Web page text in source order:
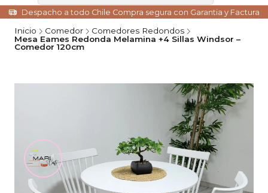
Despacho a todo Chile Compra segura con Garantia y Factura
Inicio Comedor
Comedores Redondos
Mesa Eames Redonda Melamina +4 Sillas Windsor –
Comedor 120cm